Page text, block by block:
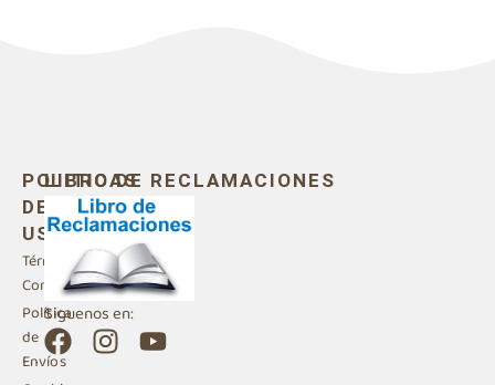
POLITICAS
DE
USO
Términos y
Condiciones
Política
de
Envíos
LIBRO DE RECLAMACIONES
Siguenos en:
F
a
I
n
Y